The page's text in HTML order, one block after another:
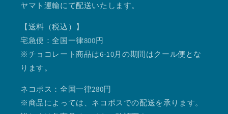
ヤマト運輸にて配送いたします。
【送料（税込）】
宅急便：全国一律800円
※チョコレート商品は6-10月の期間はクール便とな
ります。
ネコポス：全国一律280円
※商品によっては、ネコポスでの配送を承ります。